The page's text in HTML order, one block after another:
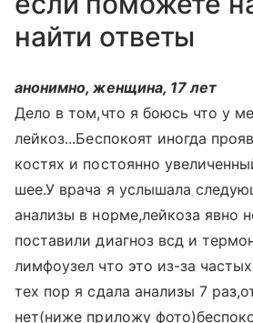
найти ответы
анонимно, женщина, 17 лет
Дело в том,что я боюсь что у
лейкоз...Беспокоят иногда
костях и постоянно
шее.У врача я услышала
анализы в норме,лейкоза явно
поставили диагноз всд и
лимфоузел что это из-за
тех пор я сдала анализы 7
нет(ниже приложу